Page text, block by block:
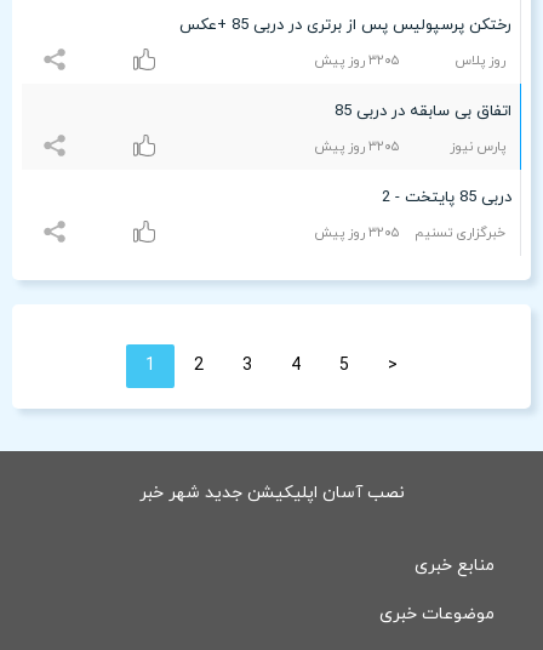
رختکن پرسپولیس پس از برتری در دربی 85 +عکس
روز پلاس ٣۲۰۵ روز پیش
اتفاق بی سابقه در دربی 85
پارس نیوز ٣۲۰۵ روز پیش
دربی 85 پایتخت - 2
خبرگزاری تسنیم ٣۲۰۵ روز پیش
1 2 3 4 5 <
نصب آسان اپلیکیشن جدید شهر خبر
منابع خبری
موضوعات خبری